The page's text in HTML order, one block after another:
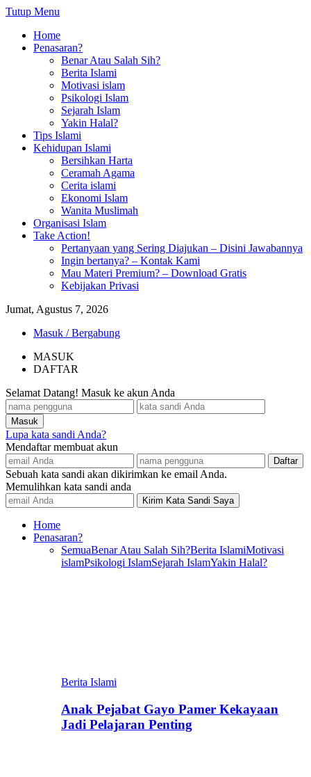
Tutup Menu
Home
Penasaran?
Benar Atau Salah Sih?
Berita Islami
Motivasi islam
Psikologi Islam
Sejarah Islam
Yakin Halal?
Tips Islami
Kehidupan Islami
Bersihkan Harta
Ceramah Agama
Cerita islami
Ekonomi Islam
Wanita Muslimah
Organisasi Islam
Take Action!
Pertanyaan yang Sering Diajukan – Disini Jawabannya
Ingin bertanya? – Kontak Kami
Mau Materi Premium? – Download Gratis
Kebijakan Privasi
Jumat, Agustus 7, 2026
Masuk / Bergabung
MASUK
DAFTAR
Selamat Datang! Masuk ke akun Anda
Lupa kata sandi Anda?
Mendaftar membuat akun
Sebuah kata sandi akan dikirimkan ke email Anda.
Memulihkan kata sandi anda
Home
Penasaran?
SemuaBenar Atau Salah Sih?Berita IslamiMotivasi
islamPsikologi IslamSejarah IslamYakin Halal?
Berita Islami
Anak Pejabat Gayo Pamer Kekayaan
Jadi Pelajaran Penting